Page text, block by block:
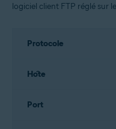
logiciel client FTP réglé sur
Protocole
Hôte
Port